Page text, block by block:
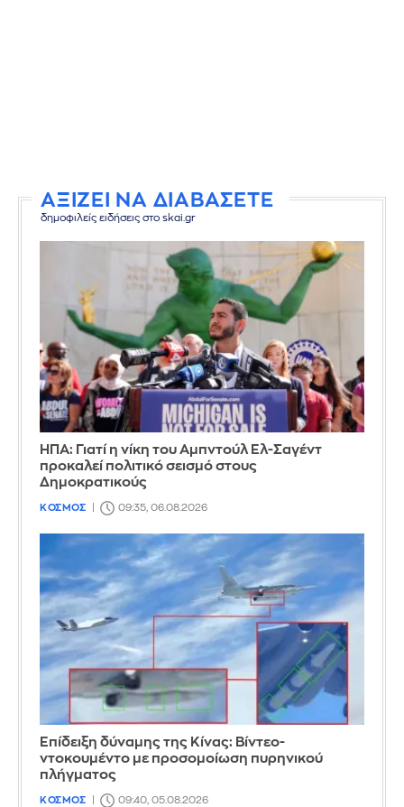
ΑΞΙΖΕΙ ΝΑ ΔΙΑΒΑΣΕΤΕ
δημοφιλείς ειδήσεις στο skai.gr
ΗΠΑ: Γιατί η νίκη του Αμπντούλ Ελ-Σαγέντ
προκαλεί πολιτικό σεισμό στους
Δημοκρατικούς
ΚΟΣΜΟΣ 09:35, 06.08.2026
Επίδειξη δύναμης της Κίνας: Βίντεο-
ντοκουμέντο με προσομοίωση πυρηνικού
πλήγματος
ΚΟΣΜΟΣ 09:40, 05.08.2026